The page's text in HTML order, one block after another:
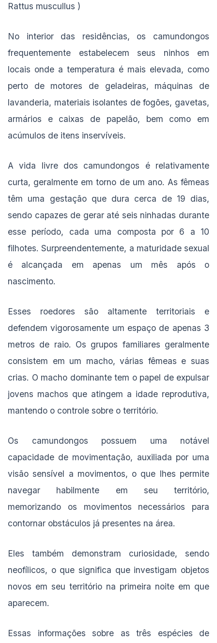
Rattus muscullus )
No interior das residências, os camundongos
frequentemente estabelecem seus ninhos em
locais onde a temperatura é mais elevada, como
perto de motores de geladeiras, máquinas de
lavanderia, materiais isolantes de fogões, gavetas,
armários e caixas de papelão, bem como em
acúmulos de itens inservíveis.
A vida livre dos camundongos é relativamente
curta, geralmente em torno de um ano. As fêmeas
têm uma gestação que dura cerca de 19 dias,
sendo capazes de gerar até seis ninhadas durante
esse período, cada uma composta por 6 a 10
filhotes. Surpreendentemente, a maturidade sexual
é alcançada em apenas um mês após o
nascimento.
Esses roedores são altamente territoriais e
defendem vigorosamente um espaço de apenas 3
metros de raio. Os grupos familiares geralmente
consistem em um macho, várias fêmeas e suas
crias. O macho dominante tem o papel de expulsar
jovens machos que atingem a idade reprodutiva,
mantendo o controle sobre o território.
Os camundongos possuem uma notável
capacidade de movimentação, auxiliada por uma
visão sensível a movimentos, o que lhes permite
navegar habilmente em seu território,
memorizando os movimentos necessários para
contornar obstáculos já presentes na área.
Eles também demonstram curiosidade, sendo
neofílicos, o que significa que investigam objetos
novos em seu território na primeira noite em que
aparecem.
Essas informações sobre as três espécies de